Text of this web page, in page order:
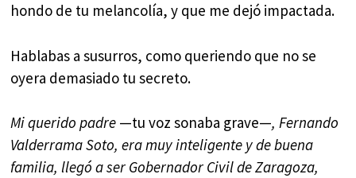
hondo de tu melancolía, y que me dejó impactada.
Hablabas a susurros, como queriendo que no se
oyera demasiado tu secreto.
Mi querido padre —tu voz sonaba grave—, Fernando
Valderrama Soto, era muy inteligente y de buena
familia, llegó a ser Gobernador Civil de Zaragoza,